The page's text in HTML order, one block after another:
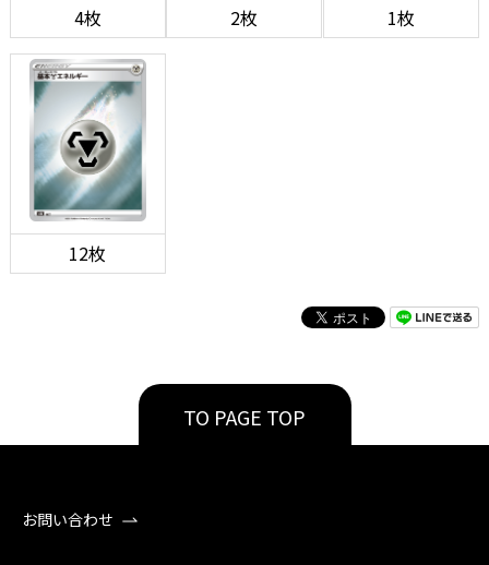
4枚 2枚 1枚
12枚
TO PAGE TOP
お問い合わせ